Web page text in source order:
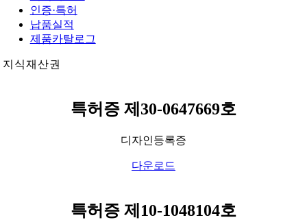
인증·특허
납품실적
제품카탈로그
지식재산권
특허증 제30-0647669호
디자인등록증
다운로드
특허증 제10-1048104호